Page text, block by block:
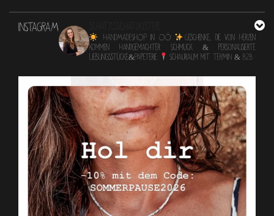
INSTAGRAM
HANDMADESHOP in OÖ
Geschenke, die von Herzen
kommen Handgemachter Schmuck & personalisierte
Lieblingsstücke&Papeterie
Schauraum mit TERMIN & B2B